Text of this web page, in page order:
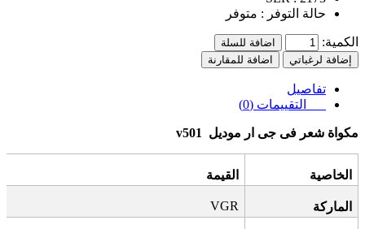
حالة التوفر : متوفر
الكمية:
اضافة للسلة
إضافة لرغباتي
اضافة للمقارنة
تفاصيل
التقييمات (0)
مكواة شعر فى جى ار موديل v501
الخاصية القيمة
الماركة VGR